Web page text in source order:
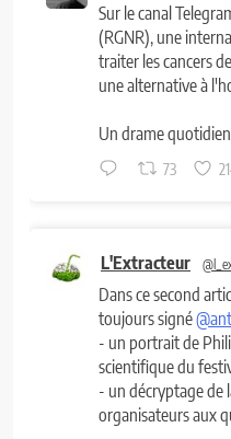
Sur le canal
(RGNR), une
traiter les cancers
une alternative à
Un drame
73
L'Extracteur
Dans ce second
toujours signé
- un portrait de
scientifique du
- un décryptage de
organisateurs aux